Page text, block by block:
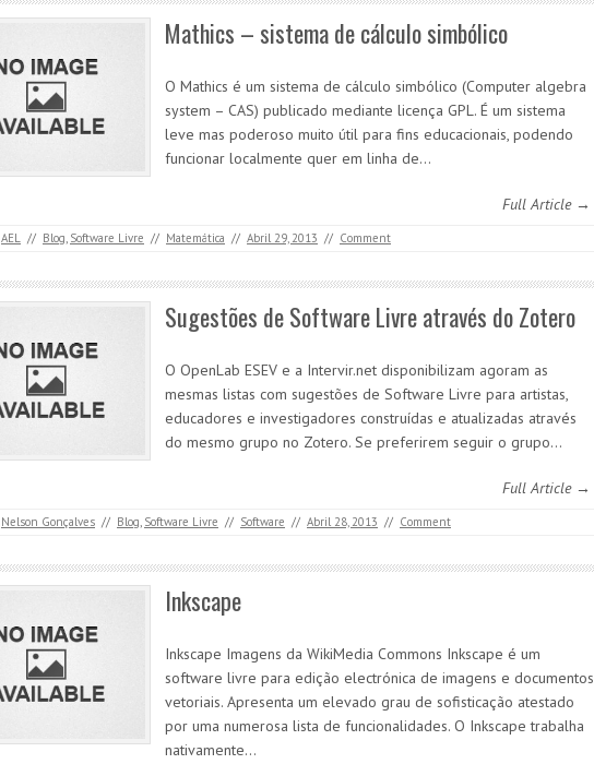
Mathics – sistema de cálculo simbólico
O Mathics é um sistema de cálculo simbólico (Computer algebra
system – CAS) publicado mediante licença GPL. É um sistema
leve mas poderoso muito útil para fins educacionais, podendo
funcionar localmente quer em linha de…
Full Article →
AEL // Blog, Software Livre // Matemática // Abril 29, 2013 // Comment
Sugestões de Software Livre através do Zotero
O OpenLab ESEV e a Intervir.net disponibilizam agoram as
mesmas listas com sugestões de Software Livre para artistas,
educadores e investigadores construídas e atualizadas através
do mesmo grupo no Zotero. Se preferirem seguir o grupo…
Full Article →
Nelson Gonçalves // Blog, Software Livre // Software // Abril 28, 2013 // Comment
Inkscape
Inkscape Imagens da WikiMedia Commons Inkscape é um
software livre para edição electrónica de imagens e documentos
vetoriais. Apresenta um elevado grau de sofisticação atestado
por uma numerosa lista de funcionalidades. O Inkscape trabalha
nativamente…